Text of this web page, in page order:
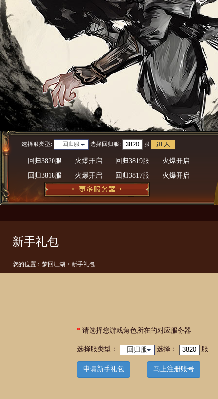
选择服类型: 回归服 选择回归服: 服
回归3820服 火爆开启 回归3819服
火爆开启
回归3818服
火爆开启 回归3817服
火爆开启
回归3816服
火爆开启
新手礼包
您的位置： 梦回江湖 > 新手礼包
* 请选择您游戏角色所在的对应服务器
选择服类型： 回归服 选择 ： 服
申请新手礼包 马上注册账号